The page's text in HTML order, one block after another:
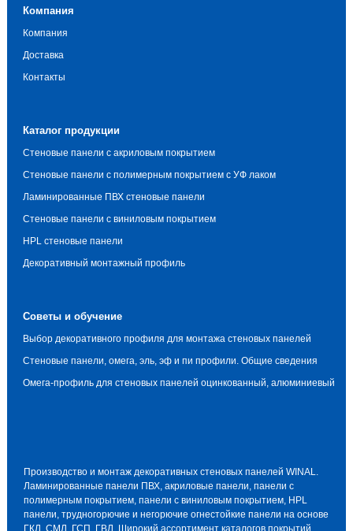
Компания
Компания
Доставка
Контакты
Каталог продукции
Стеновые панели с акриловым покрытием
Стеновые панели с полимерным покрытием с УФ лаком
Ламинированные ПВХ стеновые панели
Стеновые панели с виниловым покрытием
HPL стеновые панели
Декоративный монтажный профиль
Советы и обучение
Выбор декоративного профиля для монтажа стеновых панелей
Стеновые панели, омега, эль, эф и пи профили. Общие сведения
Омега-профиль для стеновых панелей оцинкованный, алюминиевый
Производство и монтаж декоративных стеновых панелей WINAL.
Ламинированные панели ПВХ, акриловые панели, панели с
полимерным покрытием, панели с виниловым покрытием, HPL
панели, трудногорючие и негорючие огнестойкие панели на основе
ГКЛ, СМЛ, ГСП, ГВЛ. Широкий ассортимент каталогов покрытий.